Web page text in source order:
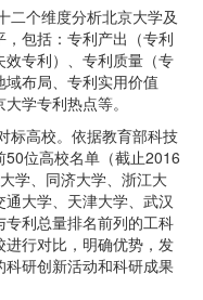
个维度分析北京大学及
包括：专利产出（专利
专利）、专利质量（专
布局、专利实用价值
学专利热点等。
标高校。依据教育部科技
位高校名单（截止2016
学、同济大学、浙江大
大学、天津大学、武汉
利总量排名前列的工科
行对比，明确优势，发
研创新活动和科研成果